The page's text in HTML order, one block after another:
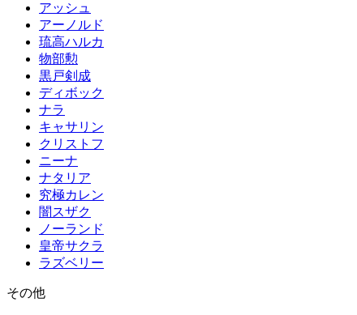
アッシュ
アーノルド
琉高ハルカ
物部勲
黒戸剣成
ディボック
ナラ
キャサリン
クリストフ
ニーナ
ナタリア
究極カレン
闇スザク
ノーランド
皇帝サクラ
ラズベリー
その他